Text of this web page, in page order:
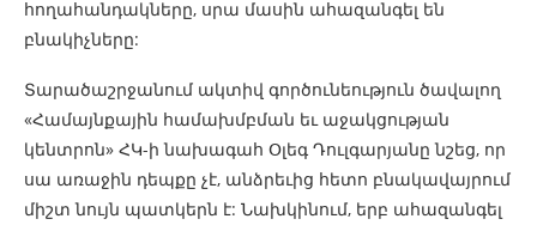
հողահանդակները, սրա մասին ահազանգել են
բնակիչները:
Տարածաշրջանում ակտիվ գործունեություն ծավալող
«Համայնքային համախմբման եւ աջակցության
կենտրոն» ՀԿ-ի նախագահ Օլեգ Դուլգարյանը նշեց, որ
սա առաջին դեպքը չէ, անձրեւից հետո բնակավայրում
միշտ նույն պատկերն է: Նախկինում, երբ ահազանգել